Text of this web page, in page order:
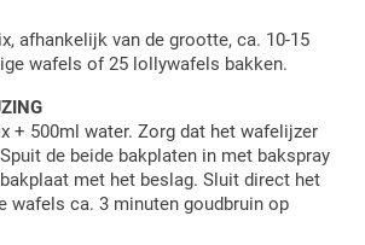
afhankelijk van de grootte, ca. 10-15
wafels of 25 lollywafels bakken.
+ 500ml water. Zorg dat het wafelijzer
de beide bakplaten in met bakspray
met het beslag. Sluit direct het
wafels ca. 3 minuten goudbruin op